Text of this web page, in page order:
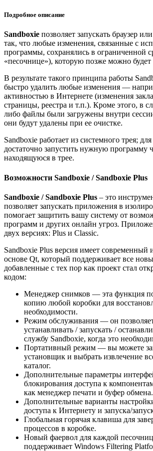
Подробное описание
Sandboxie позволяет запускать браузер
так, что любые изменения, связанные с
программы, сохранялись в ограниченной
«песочнице»), которую позже можно будет
В результате такого принципа работы
быстро удалить любые изменения —
активностью в Интернете (изменения
страницы, реестра и т.п.). Кроме этого, в
либо файлы были загружены внутри
они будут удалены при ее очистке.
Sandboxie работает из системного трея;
достаточно запустить нужную программу
находящуюся в трее.
Возможности Sandboxie / Sandboxie Plus
Sandboxie / Sandboxie Plus – это
позволяет запускать приложения в
помогает защитить вашу систему от
программ и других онлайн угроз.
двух версиях: Plus и Classic.
Sandboxie Plus версия имеет современный
основе Qt, который поддерживает все
добавленные с тех пор как проект стал
кодом:
Менеджер снимков — эта функция
копию любой коробки для
необходимости.
Режим обслуживания — он
устанавливать / запускать /
службу Sandboxie, когда это
Портативный режим — вы можете
установщик и выбрать извлечение
каталог.
Дополнительные параметры
блокирования доступа к
как менеджер печати и буфер обмена.
Дополнительные варианты
доступа к Интернету и запуска/
Глобальная горячая клавиша для
процессов в коробке.
Новый фаервол для каждой
поддерживает Windows Filtering